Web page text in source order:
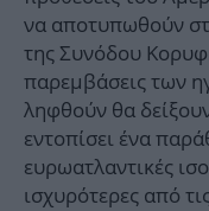
να αποτυπωθούν
της Συνόδου
παρεμβάσεις των
ληφθούν θα
εντοπίσει ένα
ευρωατλαντικές
ισχυρότερες από